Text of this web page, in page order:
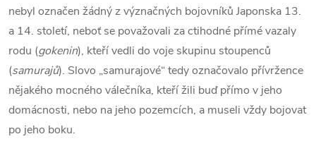
nebyl označen žádný z význačných bojovníků Japonska 13.
a 14. století, neboť se považovali za ctihodné přímé vazaly
rodu (gokenin), kteří vedli do voje skupinu stoupenců
(samurajů). Slovo „samurajové“ tedy označovalo přívržence
nějakého mocného válečníka, kteří žili buď přímo v jeho
domácnosti, nebo na jeho pozemcích, a museli vždy bojovat
po jeho boku.